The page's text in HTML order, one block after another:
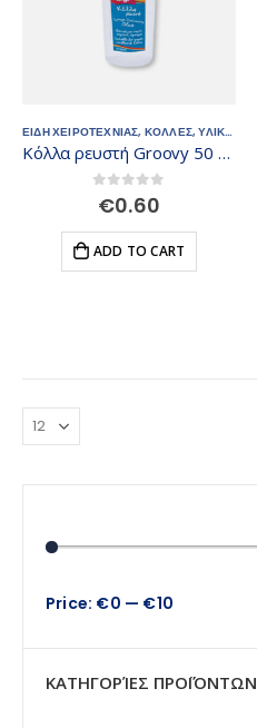
ΕΙΔΗ ΧΕΙΡΟΤΕΧΝΙΑΣ, ΚΟΛΛΕΣ,ΥΛΙΚΑ ΧΕΙΡΟΤΕΧΝΙΑΣ
Κόλλα ρευστή Groovy 50 ml με σφουγγάρι
out of 5
€0.60
ADD TO CART
price
price
Price: €0 — €10
ΚΑΤΗΓΟΡΊΕΣ ΠΡΟΪΌΝΤΩΝ